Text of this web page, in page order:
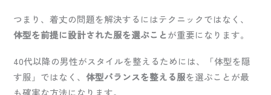
つまり、着丈の問題を解決するにはテクニックではなく、
体型を前提に設計された服を選ぶことが重要になります。
40代以降の男性がスタイルを整えるためには、「体型を隠
す服」ではなく、体型バランスを整える服を選ぶことが最
も確実な方法になります。